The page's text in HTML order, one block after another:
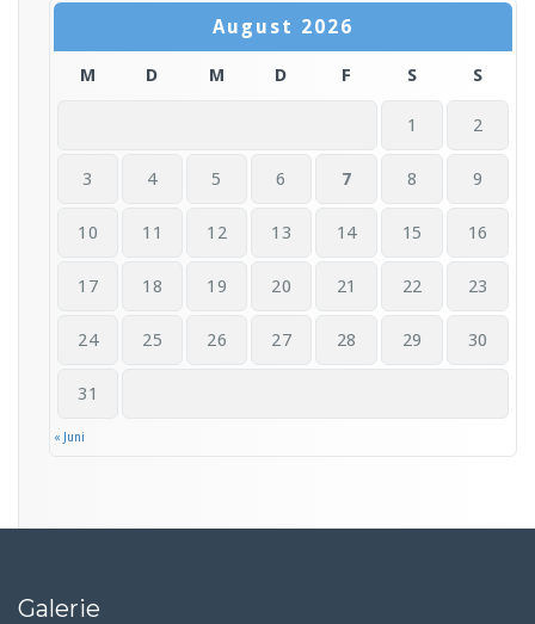
August 2026
M D M D F S S
1 2
3 4 5 6 7 8 9
10 11 12 13 14 15 16
17 18 19 20 21 22 23
24 25 26 27 28 29 30
31
« Juni
Galerie